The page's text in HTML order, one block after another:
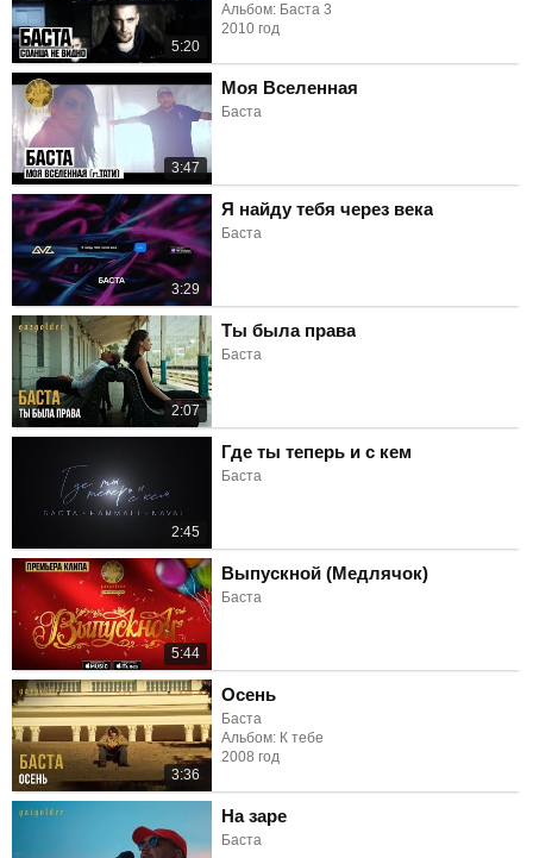
5:20
Альбом: Баста 3
2010 год
3:47
Моя Вселенная
Баста
3:29
Я найду тебя через века
Баста
2:07
Ты была права
Баста
2:45
Где ты теперь и с кем
Баста
5:44
Выпускной (Медлячок)
Баста
3:36
Осень
Баста
Альбом: К тебе
2008 год
На заре
Баста